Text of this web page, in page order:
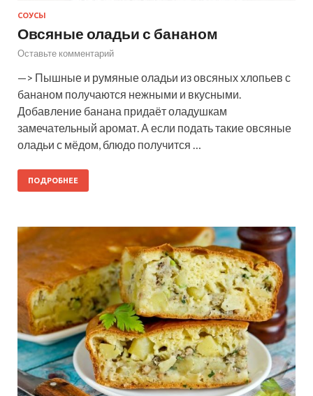
СОУСЫ
Овсяные оладьи с бананом
Оставьте комментарий
—> Пышные и румяные оладьи из овсяных хлопьев с
бананом получаются нежными и вкусными.
Добавление банана придаёт оладушкам
замечательный аромат. А если подать такие овсяные
оладьи с мёдом, блюдо получится …
ПОДРОБНЕЕ